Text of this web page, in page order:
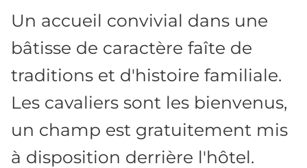
Un accueil convivial dans une
bâtisse de caractère faîte de
traditions et d'histoire familiale.
Les cavaliers sont les bienvenus,
un champ est gratuitement mis
à disposition derrière l'hôtel.